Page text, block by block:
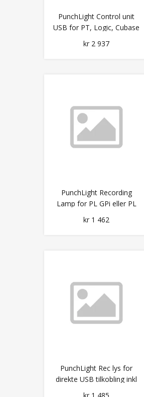
PunchLight Control unit
USB for PT, Logic, Cubase
kr 2 937
PunchLight Recording
Lamp for PL GPi eller PL
kr 1 462
PunchLight Rec lys for
direkte USB tilkobling inkl